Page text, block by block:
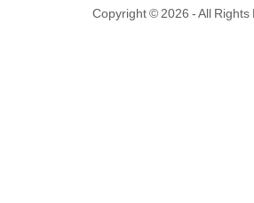
Copyright © 2026 - All Rights